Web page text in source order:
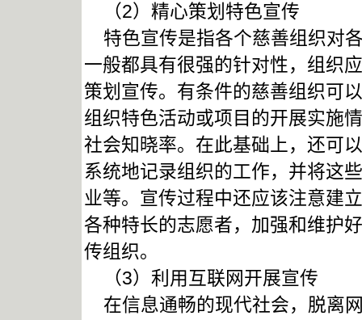
（2）精心策划特色宣传
特色宣传是指各个慈善组织对
一般都具有很强的针对性，组织
策划宣传。有条件的慈善组织可
组织特色活动或项目的开展实施
社会知晓率。在此基础上，还可
系统地记录组织的工作，并将这
业等。宣传过程中还应该注意建
各种特长的志愿者，加强和维护
传组织。
（3）利用互联网开展宣传
在信息通畅的现代社会，脱离